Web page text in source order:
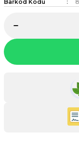
ÜRÜNLERİ
Barkod Kodu